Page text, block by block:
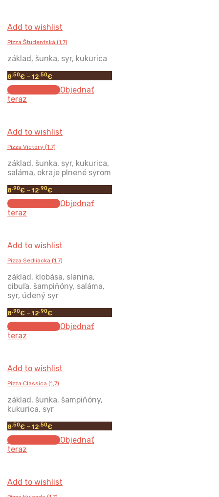
Add to wishlist
Pizza Študentská (1,7)
základ, šunka, syr, kukurica
8 .50€ – 12 .50€
Select optionsObjednať
teraz
Add to wishlist
Pizza Victory (1,7)
základ, šunka, syr, kukurica,
saláma, okraje plnené syrom
8 .90€ – 12 .90€
Select optionsObjednať
teraz
Add to wishlist
Pizza Sedliacka (1,7)
základ, klobása, slanina,
cibuľa, šampiňóny, saláma,
syr, údený syr
8.90€ – 12.90€
Select optionsObjednať
teraz
Add to wishlist
Pizza Classica (1,7)
základ, šunka, šampiňóny,
kukurica, syr
8.50€ – 12.50€
Select optionsObjednať
teraz
Add to wishlist